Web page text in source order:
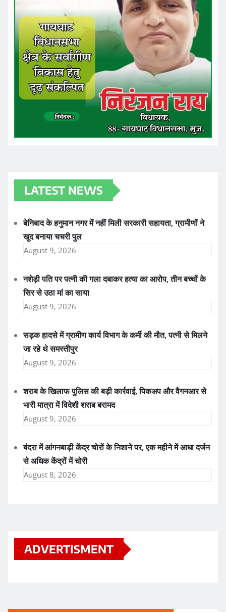
LATEST NEWS
बेनिबाद के हनुमान नगर में नहीं मिली सरकारी सहायता, ग्रामीणों ने
खुद बनाया चचरी पुल
August 9, 2026
नशेड़ी पति पर पत्नी की गला दबाकर हत्या का आरोप, तीन बच्चों के
सिर से उठा मां का साया
August 9, 2026
सड़क हादसे में ग्रामीण कार्य विभाग के कर्मी की मौत, पत्नी से मिलने
जा रहे थे समस्तीपुर
August 9, 2026
शराब के खिलाफ पुलिस की बड़ी कार्रवाई, पिकअप और वैगनआर से
भारी मात्रा में विदेशी शराब बरामद
August 9, 2026
बंदरा में आंगनबाड़ी केंद्र चोरों के निशाने पर, एक महीने में आधा दर्जन
से अधिक केंद्रों में चोरी
August 8, 2026
ADVERTISMENT